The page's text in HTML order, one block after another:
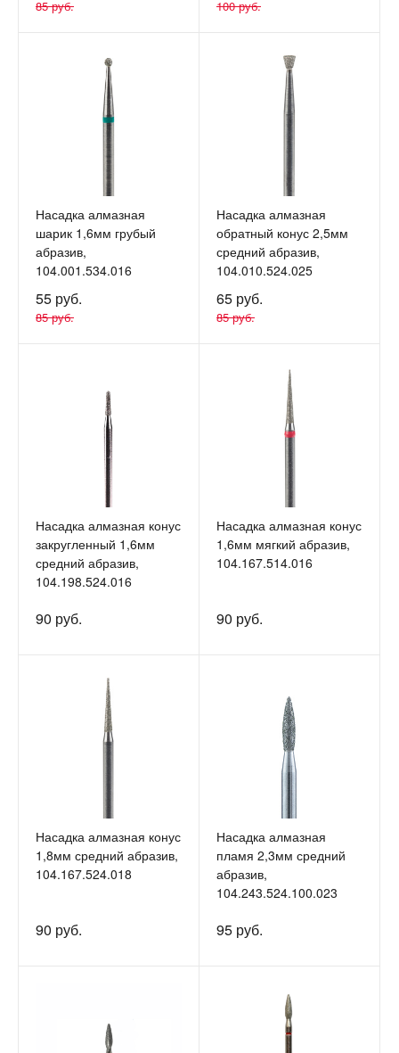
85 руб. 100 руб.
Насадка алмазная
шарик 1,6мм грубый
абразив,
104.001.534.016
55 руб.
85 руб.
Насадка алмазная
обратный конус 2,5мм
средний абразив,
104.010.524.025
65 руб.
85 руб.
Насадка алмазная конус
закругленный 1,6мм
средний абразив,
104.198.524.016
90 руб.
Насадка алмазная конус
1,6мм мягкий абразив,
104.167.514.016
90 руб.
Насадка алмазная конус
1,8мм средний абразив,
104.167.524.018
90 руб.
Насадка алмазная
пламя 2,3мм средний
абразив,
104.243.524.100.023
95 руб.